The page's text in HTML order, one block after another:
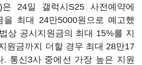
은 24일 갤럭시S25 사전예약에
을 최대 24만5000원으로 예고했
상 공시지원금의 최대 15%를 지
원금까지 더할 경우 최대 28만17
. 통신3사 중에선 가장 높은 지원